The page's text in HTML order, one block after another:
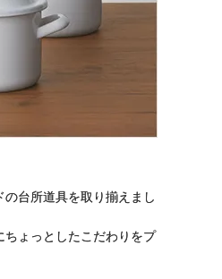
台所道具を取り揃えまし
ょっとしたこだわりをプ